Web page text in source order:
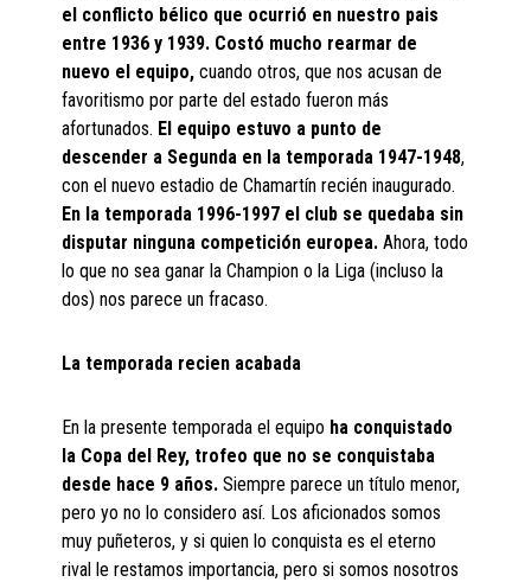
el conflicto bélico que ocurrió en nuestro pais
entre 1936 y 1939. Costó mucho rearmar de
nuevo el equipo, cuando otros, que nos acusan de
favoritismo por parte del estado fueron más
afortunados. El equipo estuvo a punto de
descender a Segunda en la temporada 1947-1948,
con el nuevo estadio de Chamartín recién inaugurado.
En la temporada 1996-1997 el club se quedaba sin
disputar ninguna competición europea.Ahora, todo
lo que no sea ganar la Champion o la Liga (incluso la
dos) nos parece un fracaso.
La temporada recien acabada
En la presente temporada el equipo ha conquistado
la Copa del Rey, trofeo que no se conquistaba
desde hace 9 años.Siempre parece un título menor,
pero yo no lo considero así. Los aficionados somos
muy puñeteros, y si quien lo conquista es el eterno
rival le restamos importancia, pero si somos nosotros